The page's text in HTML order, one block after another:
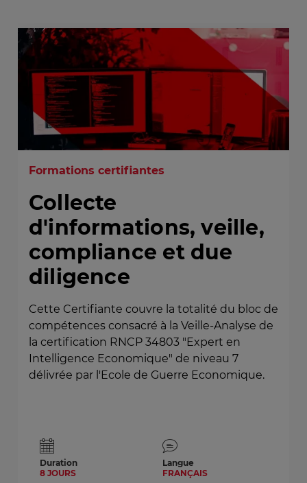
Formations certifiantes
Collecte
d'informations, veille,
compliance et due
diligence
Cette Certifiante couvre la totalité du bloc de
compétences consacré à la Veille-Analyse de
la certification RNCP 34803 "Expert en
Intelligence Economique" de niveau 7
délivrée par l'Ecole de Guerre Economique.
Duration
8 JOURS
Langue
FRANÇAIS